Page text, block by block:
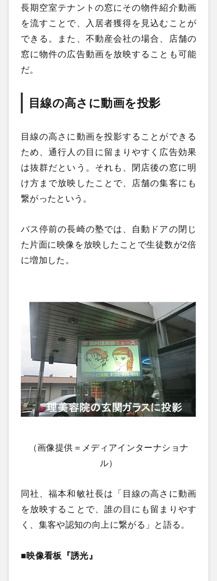
長期空室テナントの窓にその物件紹介動画
を流すことで、入居者獲得を見込むことが
できる。また、不動産会社の場合、店舗の
窓に物件の広告動画を放映することも可能
だ。
目線の高さに動画を投影
目線の高さに動画を投影することができる
ため、通行人の目に留まりやすく広告効果
は抜群だという。それも、閉店後の窓に明
け方まで放映したことで、店舗の集客にも
繋がったという。
バス停前の長崎の塾では、自動ドアの閉じ
た片面に映像を放映したことで生徒数が2倍
に増加した。
（画像提供＝メディアインターナショナ
ル）
同社、福本和敏社長は「目線の高さに動画
を放映することで、誰の目にも留まりやす
く、集客や認知の向上に繋がる」と語る。
■映像看板『誘光』